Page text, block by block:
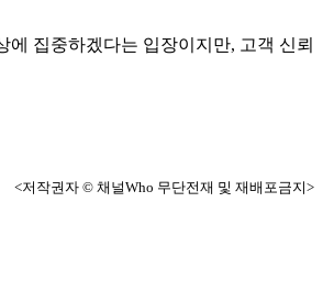
집중하겠다는 입장이지만, 고객 신뢰
<저작권자 © 채널Who 무단전재 및 재배포금지>